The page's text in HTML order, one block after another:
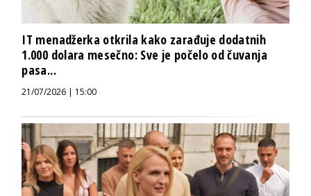
IT menadžerka otkrila kako zarađuje dodatnih
1.000 dolara mesečno: Sve je počelo od čuvanja
pasa...
21/07/2026 | 15:00